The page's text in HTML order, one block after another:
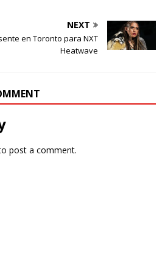
NEXT
en Toronto para NXT
Heatwave
post a comment.